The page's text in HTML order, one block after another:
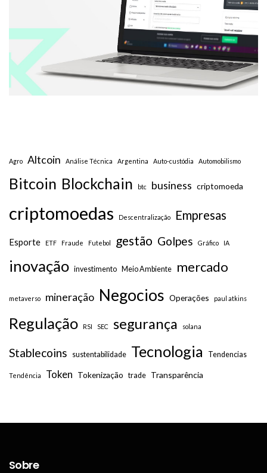
Agro Altcoin Análise Técnica Argentina Auto-custódia Automobilismo
Bitcoin Blockchain btc business criptomoeda
criptomoedas Descentralização Empresas
Esporte ETF Fraude Futebol gestão Golpes Gráfico IA
inovação investimento Meio Ambiente mercado
metaverso mineração Negocios Operações paul atkins
Regulação RSI SEC segurança solana
Stablecoins sustentabilidade Tecnologia Tendencias
Tendência Token Tokenização trade Transparência
Sobre